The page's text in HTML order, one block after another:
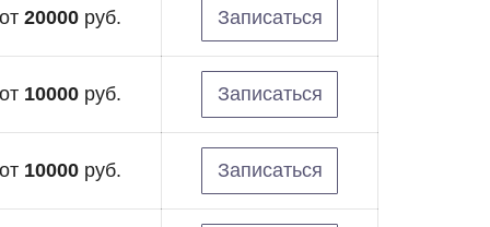
от 20000 руб. Записаться
от 10000 руб. Записаться
от 10000 руб. Записаться